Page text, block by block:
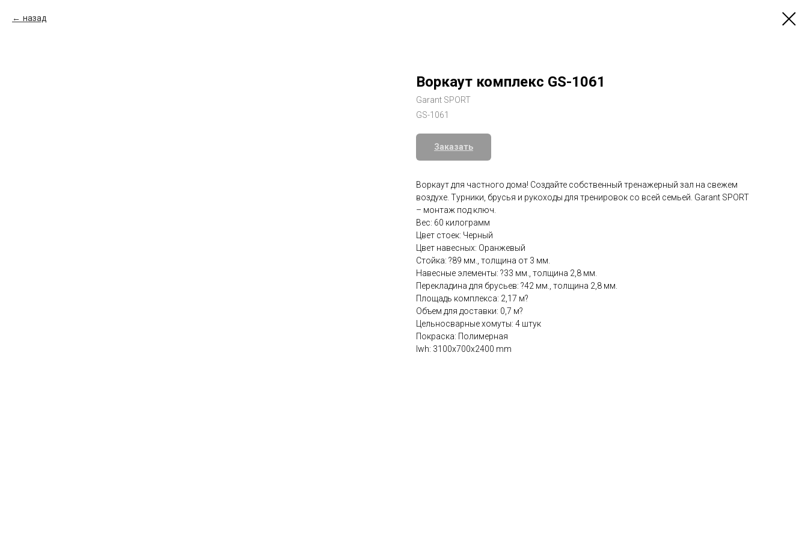
назад
Воркаут комплекс GS-1061
Garant SPORT
GS-1061
Заказать
Воркаут для частного дома! Создайте собственный тренажерный зал на свежем
воздухе. Турники, брусья и рукоходы для тренировок со всей семьей. Garant SPORT
– монтаж под ключ.
Вес: 60 килограмм
Цвет стоек: Черный
Цвет навесных: Оранжевый
Стойка: ?89 мм., толщина от 3 мм.
Навесные элементы: ?33 мм., толщина 2,8 мм.
Перекладина для брусьев: ?42 мм., толщина 2,8 мм.
Площадь комплекса: 2,17 м?
Объем для доставки: 0,7 м?
Цельносварные хомуты: 4 штук
Покраска: Полимерная
lwh: 3100x700x2400 mm